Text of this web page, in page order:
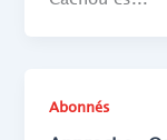
Abonnés